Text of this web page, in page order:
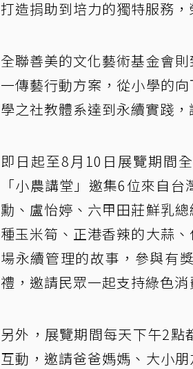
打造捐助到培力的獨特服務，
全聯善美的文化藝術基金會
一傳藝行動方案，從小學的
學之社教體系達到永續實踐
即日起至8月10日展覽期間
「小農講堂」邀集6位來自
勳、盧怡婷、六甲田莊鮮乳
種玉米筍、正港香辣的大蒜
場永續管理的故事，參與有
禮，邀請民眾一起支持綠色消
另外，展覽期間每天下午2
互動，邀請爸爸媽媽、大小